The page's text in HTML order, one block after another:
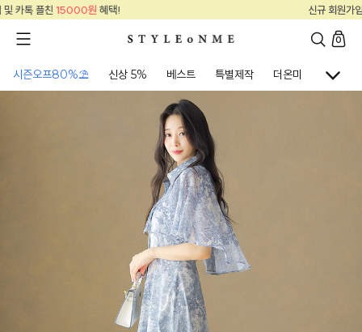
신규 회원가입 및 카톡 플친
0
시즌오프80%⛱ 신상 5% 베스트 특별제작 더온미 골프웨어